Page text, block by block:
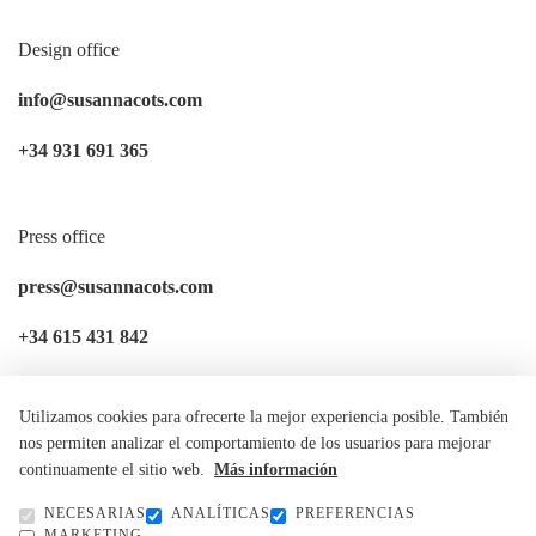
Design office
info@susannacots.com
+34 931 691 365
Press office
press@susannacots.com
+34 615 431 842
Get inspired
Utilizamos cookies para ofrecerte la mejor experiencia posible. También
nos permiten analizar el comportamiento de los usuarios para mejorar
continuamente el sitio web. Más información
NECESARIAS ANALÍTICAS
PREFERENCIAS